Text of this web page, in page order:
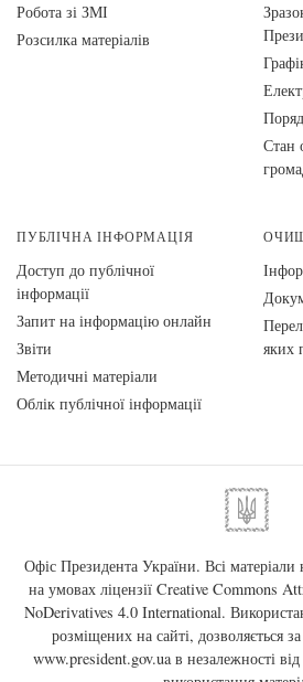
Робота зі ЗМІ
Розсилка матеріалів
Стан
ПУБЛІЧНА ІНФОРМАЦІЯ
Доступ до публічної
інформації
Запит на інформацію онлайн
Звіти
Методичні матеріали
Облік публічної інформації
яких
Офіс Президента України. Всі матеріали
на умовах ліцензії Creative Commons
NoDerivatives 4.0 International.
розміщених на сайті, дозволяється
www.president.gov.uaв незалежності